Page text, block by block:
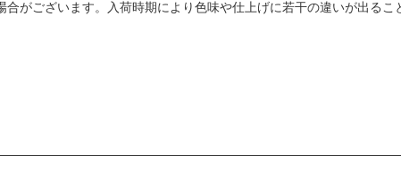
がございます。入荷時期により色味や仕上げに若干の違いが出るこ